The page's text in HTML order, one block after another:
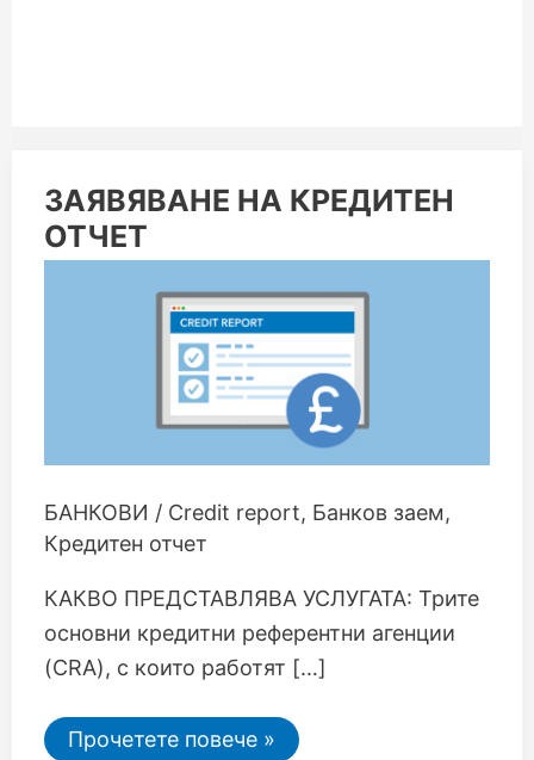
ЗАЯВЯВАНЕ НА КРЕДИТЕН
ОТЧЕТ
БАНКОВИ / Credit report, Банков заем,
Кредитен отчет
КАКВО ПРЕДСТАВЛЯВА УСЛУГАТА: Трите
основни кредитни референтни агенции
(CRA), с които работят […]
ЗАЯВЯВАНЕ
НА
КРЕДИТЕН
ОТЧЕТ
Прочетете повече »